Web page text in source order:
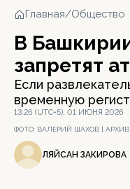
Главная/Общество
В
запретят
Если
временную
13:26 (UTC+5), 01 ИЮНЯ 2026
ФОТО: ВАЛЕРИЙ ШАХОВ |
ЛЯЙСАН ЗАКИРОВА